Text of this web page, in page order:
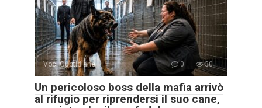
Voci Quotidiane 0 30
Un pericoloso boss della mafia arrivò
al rifugio per riprendersi il suo cane,